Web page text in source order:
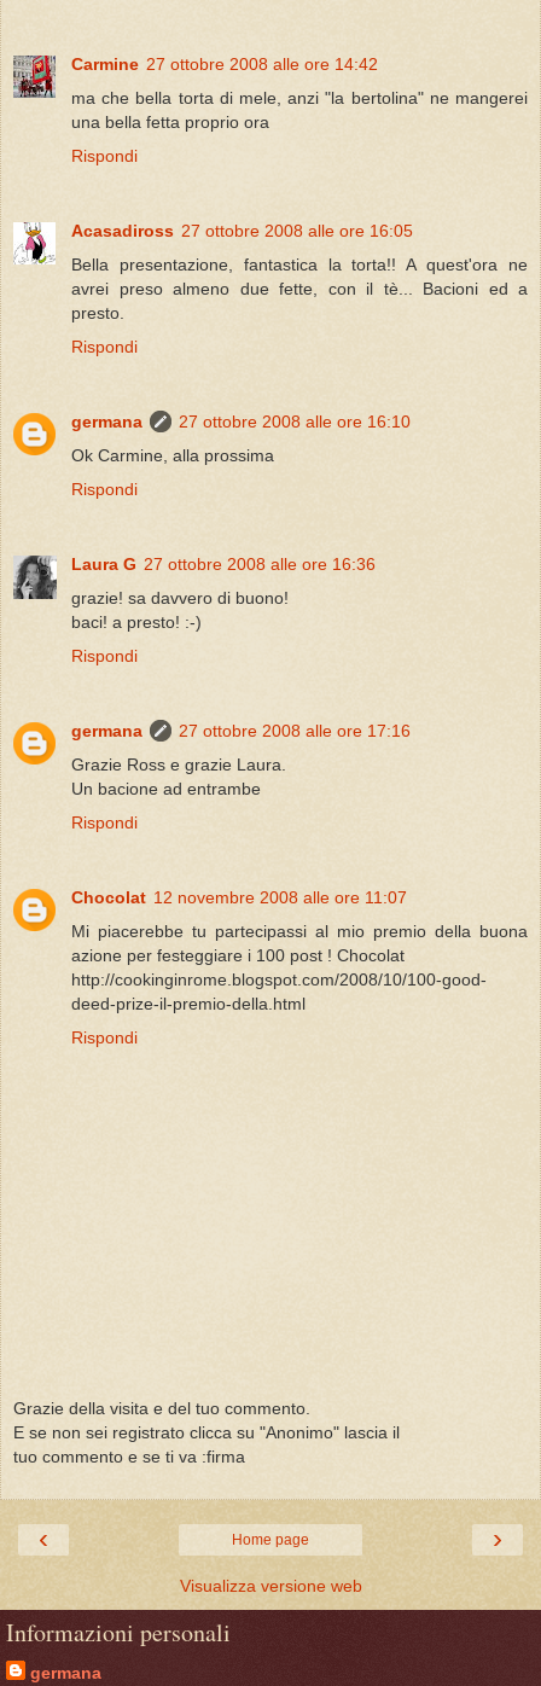
Carmine 27 ottobre 2008 alle ore 14:42
ma che bella torta di mele, anzi "la bertolina" ne mangerei
una bella fetta proprio ora
Rispondi
Acasadiross 27 ottobre 2008 alle ore 16:05
Bella presentazione, fantastica la torta!! A quest'ora ne
avrei preso almeno due fette, con il tè... Bacioni ed a
presto.
Rispondi
germana
27 ottobre 2008 alle ore 16:10
Ok Carmine, alla prossima
Rispondi
Laura G 27 ottobre 2008 alle ore 16:36
grazie! sa davvero di buono!
baci! a presto! :-)
Rispondi
germana
27 ottobre 2008 alle ore 17:16
Grazie Ross e grazie Laura.
Un bacione ad entrambe
Rispondi
Chocolat 12 novembre 2008 alle ore 11:07
Mi piacerebbe tu partecipassi al mio premio della buona
azione per festeggiare i 100 post ! Chocolat
http://cookinginrome.blogspot.com/2008/10/100-good-
deed-prize-il-premio-della.html
Rispondi
Grazie della visita e del tuo commento.
E se non sei registrato clicca su "Anonimo" lascia il
tuo commento e se ti va :firma
‹ ›
Home page
Visualizza versione web
Informazioni personali
germana